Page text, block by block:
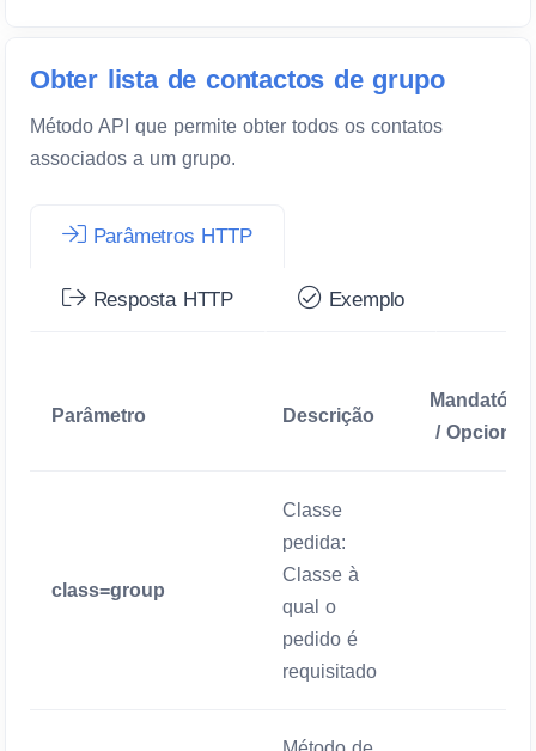
Obter lista de contactos de grupo
Método API que permite obter todos os contatos
associados a um grupo.
Parâmetros HTTP
Resposta HTTP Exemplo
Parâmetro Descrição
Mandatório
/ Opcional
class=group
Classe
pedida:
Classe à
qual o
pedido é
requisitado